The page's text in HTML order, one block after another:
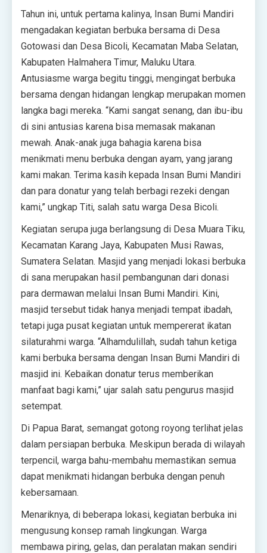
Tahun ini, untuk pertama kalinya, Insan Bumi Mandiri
mengadakan kegiatan berbuka bersama di Desa
Gotowasi dan Desa Bicoli, Kecamatan Maba Selatan,
Kabupaten Halmahera Timur, Maluku Utara.
Antusiasme warga begitu tinggi, mengingat berbuka
bersama dengan hidangan lengkap merupakan momen
langka bagi mereka. “Kami sangat senang, dan ibu-ibu
di sini antusias karena bisa memasak makanan
mewah. Anak-anak juga bahagia karena bisa
menikmati menu berbuka dengan ayam, yang jarang
kami makan. Terima kasih kepada Insan Bumi Mandiri
dan para donatur yang telah berbagi rezeki dengan
kami,” ungkap Titi, salah satu warga Desa Bicoli.
Kegiatan serupa juga berlangsung di Desa Muara Tiku,
Kecamatan Karang Jaya, Kabupaten Musi Rawas,
Sumatera Selatan. Masjid yang menjadi lokasi berbuka
di sana merupakan hasil pembangunan dari donasi
para dermawan melalui Insan Bumi Mandiri. Kini,
masjid tersebut tidak hanya menjadi tempat ibadah,
tetapi juga pusat kegiatan untuk mempererat ikatan
silaturahmi warga. “Alhamdulillah, sudah tahun ketiga
kami berbuka bersama dengan Insan Bumi Mandiri di
masjid ini. Kebaikan donatur terus memberikan
manfaat bagi kami,” ujar salah satu pengurus masjid
setempat.
Di Papua Barat, semangat gotong royong terlihat jelas
dalam persiapan berbuka. Meskipun berada di wilayah
terpencil, warga bahu-membahu memastikan semua
dapat menikmati hidangan berbuka dengan penuh
kebersamaan.
Menariknya, di beberapa lokasi, kegiatan berbuka ini
mengusung konsep ramah lingkungan. Warga
membawa piring, gelas, dan peralatan makan sendiri